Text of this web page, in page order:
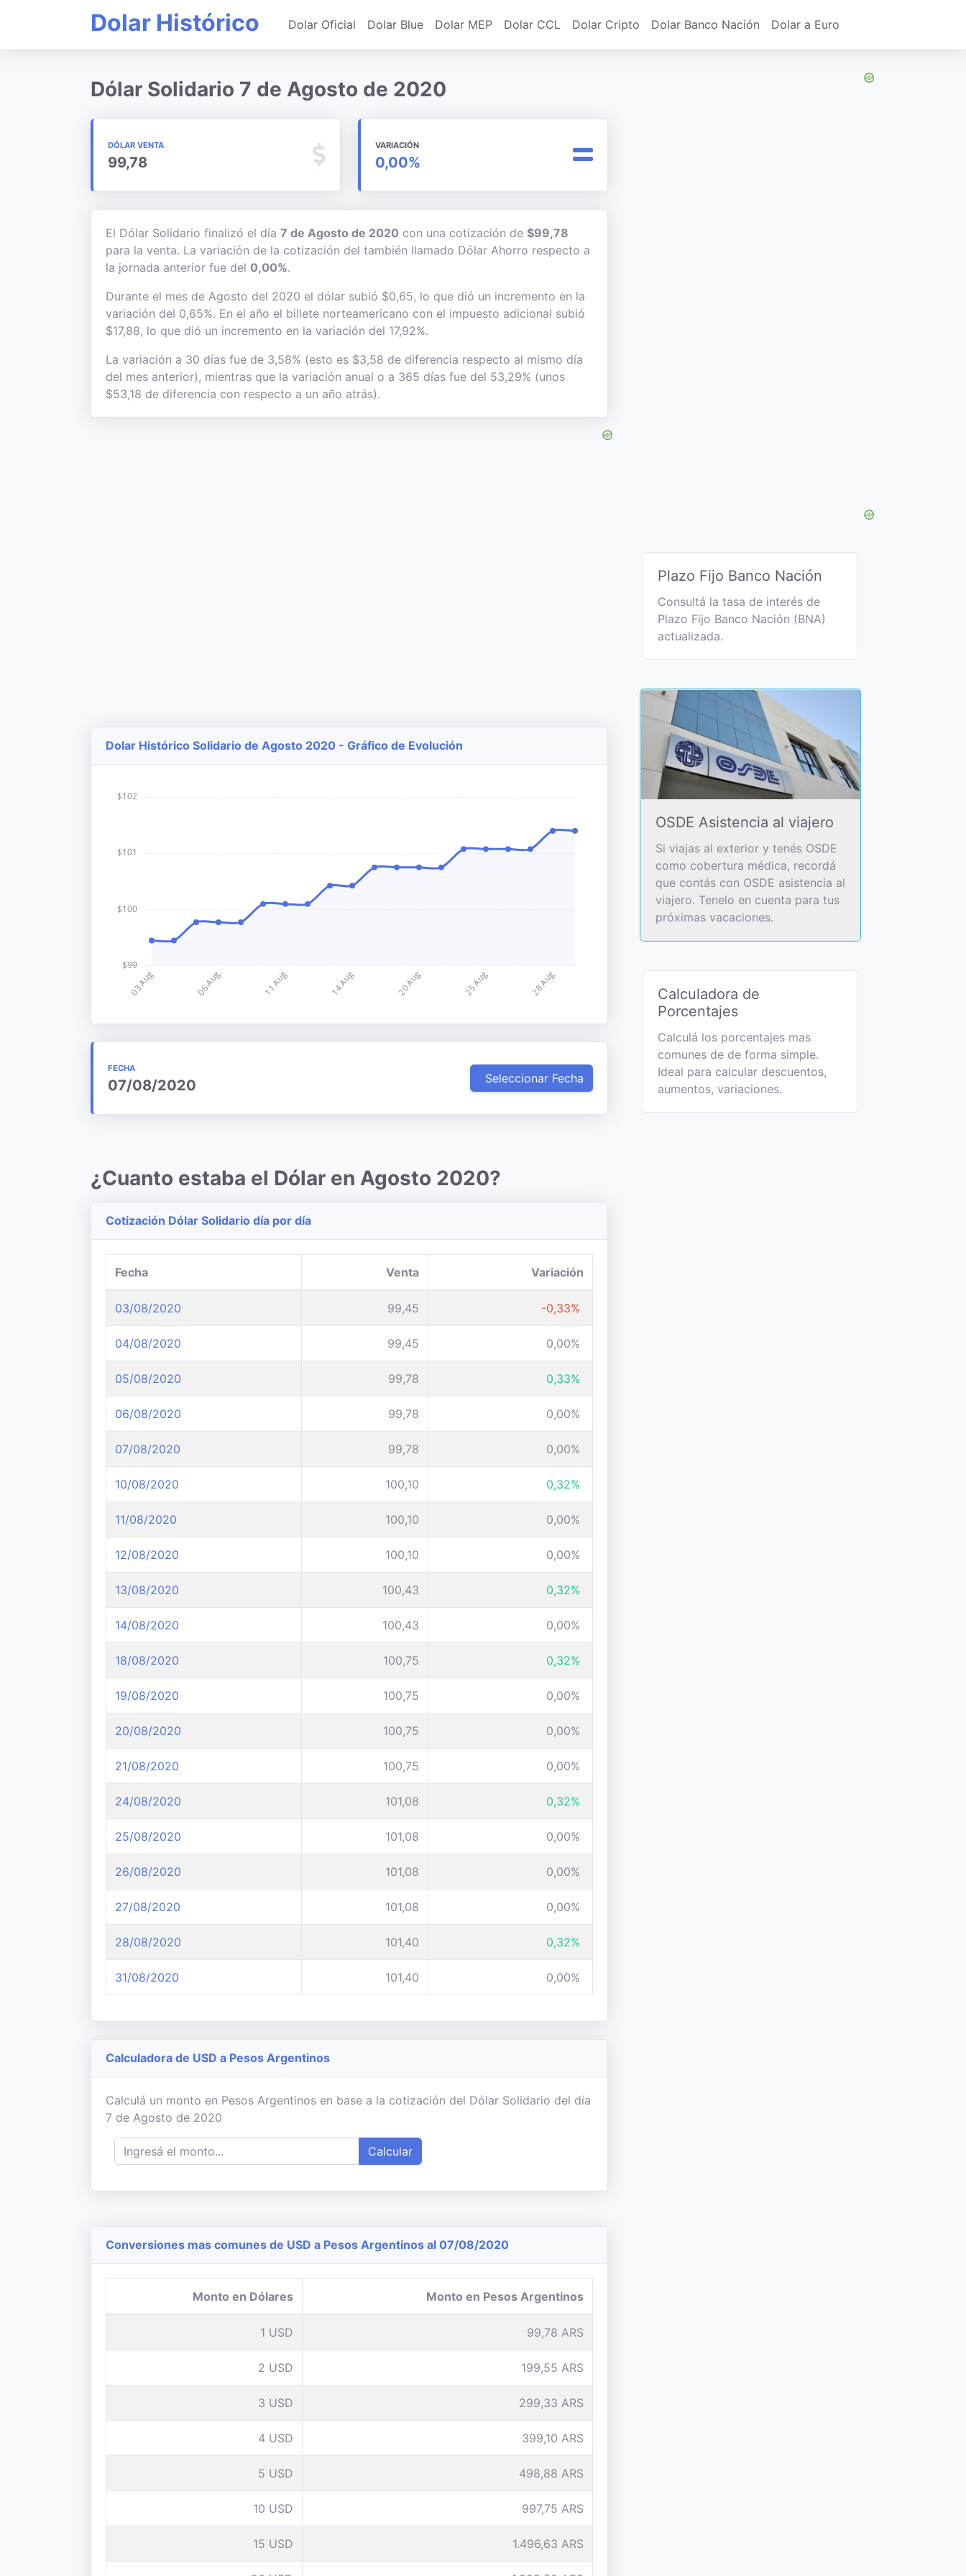
Dolar Histórico Dolar Oficial Dolar Blue Dolar MEP Dolar CCL Dolar Cripto Dolar Banco Nación Dolar a Euro
Dólar Solidario 7 de Agosto de 2020
DÓLAR VENTA
99,78
VARIACIÓN
0,00%
El Dólar Solidario finalizó el día 7 de Agosto de 2020 con una cotización de $99,78
para la venta. La variación de la cotización del también llamado Dólar Ahorro respecto a
la jornada anterior fue del 0,00%.
Durante el mes de Agosto del 2020 el dólar subió $0,65, lo que dió un incremento en la
variación del 0,65%. En el año el billete norteamericano con el impuesto adicional subió
$17,88, lo que dió un incremento en la variación del 17,92%.
La variación a 30 días fue de 3,58% (esto es $3,58 de diferencia respecto al mismo día
del mes anterior), mientras que la variación anual o a 365 días fue del 53,29% (unos
$53,18 de diferencia con respecto a un año atrás).
Dolar Histórico Solidario de Agosto 2020 - Gráfico de Evolución
FECHA
07/08/2020 Seleccionar Fecha
¿Cuanto estaba el Dólar en Agosto 2020?
Cotización Dólar Solidario día por día
Fecha Venta Variación
03/08/2020 99,45 -0,33%
04/08/2020 99,45 0,00%
05/08/2020 99,78 0,33%
06/08/2020 99,78 0,00%
07/08/2020 99,78 0,00%
10/08/2020 100,10 0,32%
11/08/2020 100,10 0,00%
12/08/2020 100,10 0,00%
13/08/2020 100,43 0,32%
14/08/2020 100,43 0,00%
18/08/2020 100,75 0,32%
19/08/2020 100,75 0,00%
20/08/2020 100,75 0,00%
21/08/2020 100,75 0,00%
24/08/2020 101,08 0,32%
25/08/2020 101,08 0,00%
26/08/2020 101,08 0,00%
27/08/2020 101,08 0,00%
28/08/2020 101,40 0,32%
31/08/2020 101,40 0,00%
Calculadora de USD a Pesos Argentinos
Calculá un monto en Pesos Argentinos en base a la cotización del Dólar Solidario del día
7 de Agosto de 2020
Calcular
Conversiones mas comunes de USD a Pesos Argentinos al 07/08/2020
Monto en Dólares Monto en Pesos Argentinos
1 USD 99,78 ARS
2 USD 199,55 ARS
3 USD 299,33 ARS
4 USD 399,10 ARS
5 USD 498,88 ARS
10 USD 997,75 ARS
15 USD 1.496,63 ARS
Plazo Fijo Banco Nación
Consultá la tasa de interés de
Plazo Fijo Banco Nación (BNA)
actualizada.
OSDE Asistencia al viajero
Si viajas al exterior y tenés OSDE
como cobertura médica, recordá
que contás con OSDE asistencia al
viajero. Tenelo en cuenta para tus
próximas vacaciones.
Calculadora de
Porcentajes
Calculá los porcentajes mas
comunes de de forma simple.
Ideal para calcular descuentos,
aumentos, variaciones.